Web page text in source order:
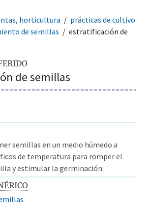
horticultura
prácticas de cultivo
de semillas
estratificación de
de semillas
semillas en un medio húmedo a
de temperatura para romper el
y estimular la germinación.